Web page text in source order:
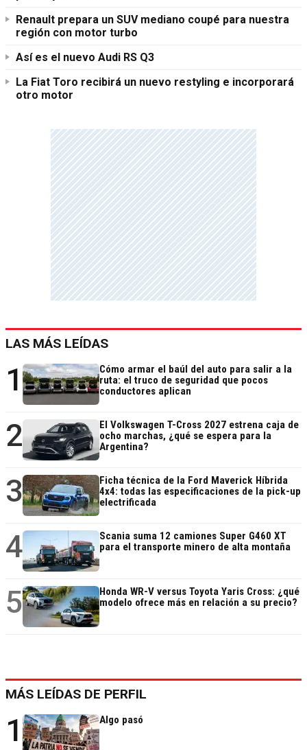
Renault prepara un SUV mediano coupé para nuestra
región con motor turbo
Así es el nuevo Audi RS Q3
La Fiat Toro recibirá un nuevo restyling e incorporará
otro motor
LAS MÁS LEÍDAS
1
Cómo armar el baúl del auto para salir a la
ruta: el truco de seguridad que pocos
conductores aplican
2
El Volkswagen T-Cross 2027 estrena caja de
ocho marchas, ¿qué se espera para la
Argentina?
3
Ficha técnica de la Ford Maverick Híbrida
4x4: todas las especificaciones de la pick-up
electrificada
4
Scania suma 12 camiones Super G460 XT
para el transporte minero de alta montaña
5
Honda WR-V versus Toyota Yaris Cross: ¿qué
modelo ofrece más en relación a su precio?
MÁS LEÍDAS DE PERFIL
1 Algo pasó